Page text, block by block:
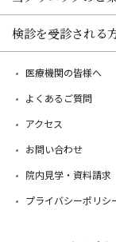
検診を受診される
医療機関の皆様へ
よくあるご質問
アクセス
お問い合わせ
院内見学・資料請求
プライバシーポリシ